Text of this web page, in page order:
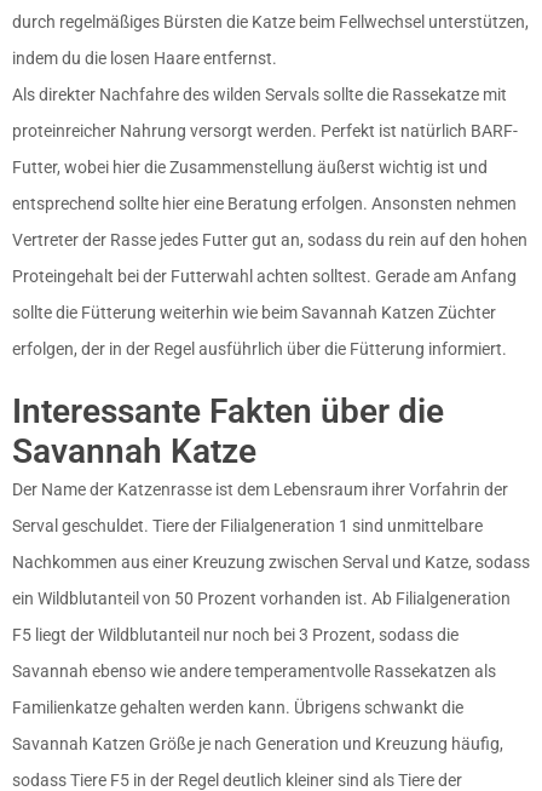
durch regelmäßiges Bürsten die Katze beim Fellwechsel unterstützen,
indem du die losen Haare entfernst.
Als direkter Nachfahre des wilden Servals sollte die Rassekatze mit
proteinreicher Nahrung versorgt werden. Perfekt ist natürlich BARF-
Futter, wobei hier die Zusammenstellung äußerst wichtig ist und
entsprechend sollte hier eine Beratung erfolgen. Ansonsten nehmen
Vertreter der Rasse jedes Futter gut an, sodass du rein auf den hohen
Proteingehalt bei der Futterwahl achten solltest. Gerade am Anfang
sollte die Fütterung weiterhin wie beim Savannah Katzen Züchter
erfolgen, der in der Regel ausführlich über die Fütterung informiert.
Interessante Fakten über die
Savannah Katze
Der Name der Katzenrasse ist dem Lebensraum ihrer Vorfahrin der
Serval geschuldet. Tiere der Filialgeneration 1 sind unmittelbare
Nachkommen aus einer Kreuzung zwischen Serval und Katze, sodass
ein Wildblutanteil von 50 Prozent vorhanden ist. Ab Filialgeneration
F5 liegt der Wildblutanteil nur noch bei 3 Prozent, sodass die
Savannah ebenso wie andere temperamentvolle Rassekatzen als
Familienkatze gehalten werden kann. Übrigens schwankt die
Savannah Katzen Größe je nach Generation und Kreuzung häufig,
sodass Tiere F5 in der Regel deutlich kleiner sind als Tiere der